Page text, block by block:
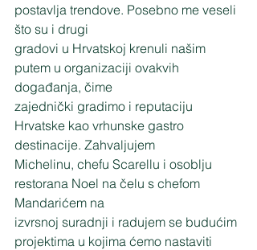
postavlja trendove. Posebno me veseli
što su i drugi
gradovi u Hrvatskoj krenuli našim
putem u organizaciji ovakvih
događanja, čime
zajednički gradimo i reputaciju
Hrvatske kao vrhunske gastro
destinacije. Zahvaljujem
Michelinu, chefu Scarellu i osoblju
restorana Noel na čelu s chefom
Mandarićem na
izvrsnoj suradnji i radujem se budućim
projektima u kojima ćemo nastaviti